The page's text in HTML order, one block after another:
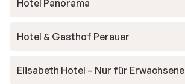
Hotel Panorama
Hotel & Gasthof Perauer
Elisabeth Hotel – Nur für Erwachsene